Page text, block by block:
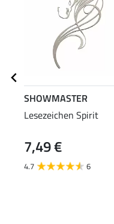
SHOWMASTER
Lesezeichen Spirit
7,49 €
4.7 6